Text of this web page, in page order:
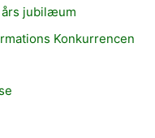
års jubilæum
Konkurrencen